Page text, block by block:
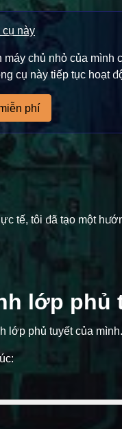
cụ này
chủ nhỏ của
cụ này tiếp tục hoạt
phí
tế, tôi đã tạo một
lớp phủ
lớp phủ tuyết của mình.